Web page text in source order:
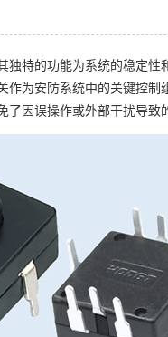
独特的功能为系统的稳定
为安防系统中的关键控
因误操作或外部干扰导致